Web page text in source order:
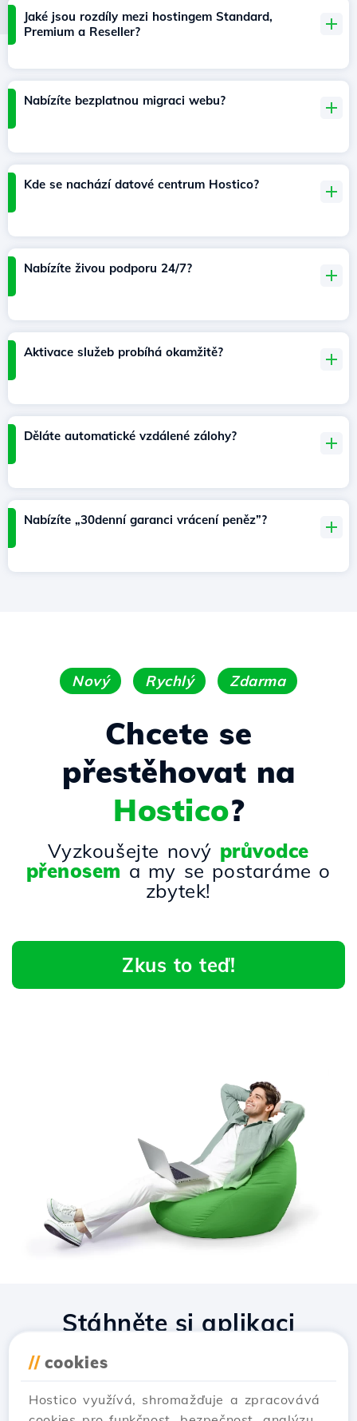
Jaké jsou rozdíly mezi hostingem Standard,
Premium a Reseller?
Nabízíte bezplatnou migraci webu?
Kde se nachází datové centrum Hostico?
Nabízíte živou podporu 24/7?
Aktivace služeb probíhá okamžitě?
Děláte automatické vzdálené zálohy?
Nabízíte „30denní garanci vrácení peněz”?
Nový Rychlý Zdarma
Chcete se
přestěhovat na
Hostico?
Vyzkoušejte nový průvodce
přenosem a my se postaráme o
zbytek!
Zkus to teď!
// cookies
Hostico využívá, shromažďuje a zpracovává
Stáhněte si aplikaci